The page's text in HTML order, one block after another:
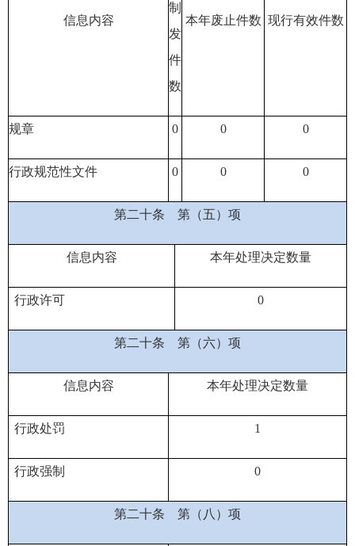
信息内容
制
发
件
数
本年废止件数 现行有效件数
规章 0 0 0
行政规范性文件 0 0 0
第二十条 第（五）项
信息内容 本年处理决定数量
行政许可 0
第二十条 第（六）项
信息内容 本年处理决定数量
行政处罚 1
行政强制 0
第二十条 第（八）项